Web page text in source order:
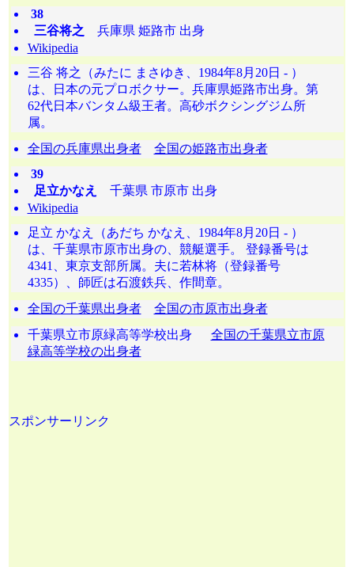
38
三谷将之 兵庫県 姫路市 出身
Wikipedia
三谷 将之（みたに まさゆき、1984年8月20日 - ）
は、日本の元プロボクサー。兵庫県姫路市出身。第
62代日本バンタム級王者。高砂ボクシングジム所
属。
全国の兵庫県出身者
全国の姫路市出身者
39
足立かなえ
千葉県 市原市 出身
Wikipedia
足立 かなえ（あだち かなえ、1984年8月20日 - ）
は、千葉県市原市出身の、競艇選手。 登録番号は
4341、東京支部所属。夫に若林将（登録番号
4335）、師匠は石渡鉄兵、作間章。
全国の千葉県出身者
全国の市原市出身者
千葉県立市原緑高等学校出身 全国の千葉県立市原
緑高等学校の出身者
スポンサーリンク